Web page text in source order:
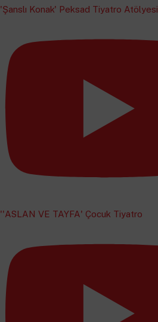
'Şanslı Konak' Peksad Tiyatro Atölyesi
''ASLAN VE TAYFA' Çocuk Tiyatro